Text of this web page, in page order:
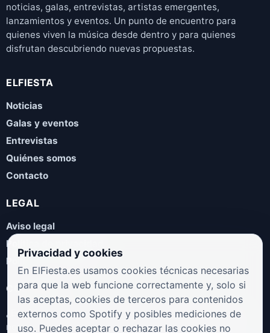
noticias, galas, entrevistas, artistas emergentes,
lanzamientos y eventos. Un punto de encuentro para
quienes viven la música desde dentro y para quienes
disfrutan descubriendo nuevas propuestas.
ELFIESTA
Noticias
Galas y eventos
Entrevistas
Quiénes somos
Contacto
LEGAL
Aviso legal
Política de privacidad
Política de cookies
COLABORA
¿Eres artista, manager, sello o promotor? Envíanos tus
novedades, galas, entrevistas o propuestas musicales.
Privacidad y cookies
En ElFiesta.es usamos cookies técnicas necesarias
para que la web funcione correctamente y, solo si
las aceptas, cookies de terceros para contenidos
externos como Spotify y posibles mediciones de
uso. Puedes aceptar o rechazar las cookies no